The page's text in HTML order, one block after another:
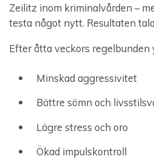
Zeilitz inom kriminalvården –
testa något nytt. Resultaten
Efter åtta veckors regelbunden
Minskad aggressivitet
Bättre sömn och
Lägre stress och oro
Ökad impulskontroll